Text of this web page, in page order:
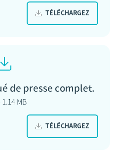
TÉLÉCHARGEZ
de presse complet.
1.14 MB
TÉLÉCHARGEZ